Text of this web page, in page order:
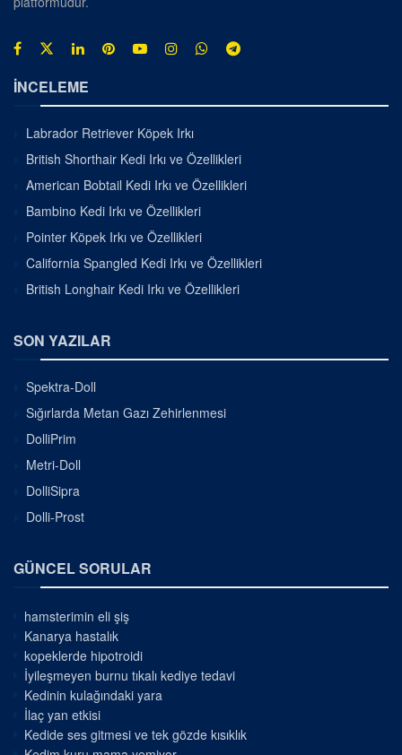
İNCELEME
Labrador Retriever Köpek Irkı
British Shorthair Kedi Irkı ve Özellikleri
American Bobtail Kedi Irkı ve Özellikleri
Bambino Kedi Irkı ve Özellikleri
Pointer Köpek Irkı ve Özellikleri
California Spangled Kedi Irkı ve Özellikleri
British Longhair Kedi Irkı ve Özellikleri
SON YAZILAR
Spektra-Doll
Sığırlarda Metan Gazı Zehirlenmesi
DolliPrim
Metri-Doll
DolliSipra
Dolli-Prost
GÜNCEL SORULAR
hamsterimin eli şiş
Kanarya hastalık
kopeklerde hipotroidi
İyileşmeyen burnu tıkalı kediye tedavi
Kedinin kulağındaki yara
İlaç yan etkisi
Kedide ses gitmesi ve tek gözde kısıklık